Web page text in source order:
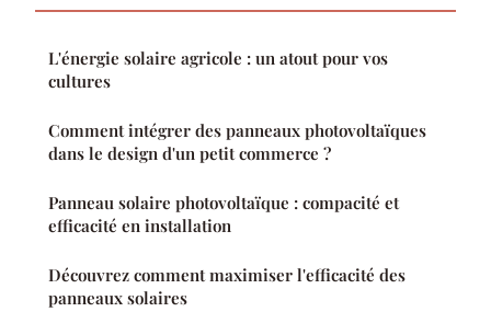
L'énergie solaire agricole : un atout pour vos
cultures
Comment intégrer des panneaux photovoltaïques
dans le design d'un petit commerce ?
Panneau solaire photovoltaïque : compacité et
efficacité en installation
Découvrez comment maximiser l'efficacité des
panneaux solaires